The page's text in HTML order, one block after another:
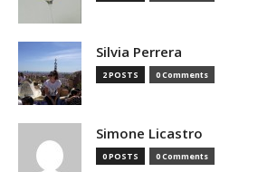
Silvia Perrera
2 POSTS 0 Comments
Simone Licastro
0 POSTS 0 Comments